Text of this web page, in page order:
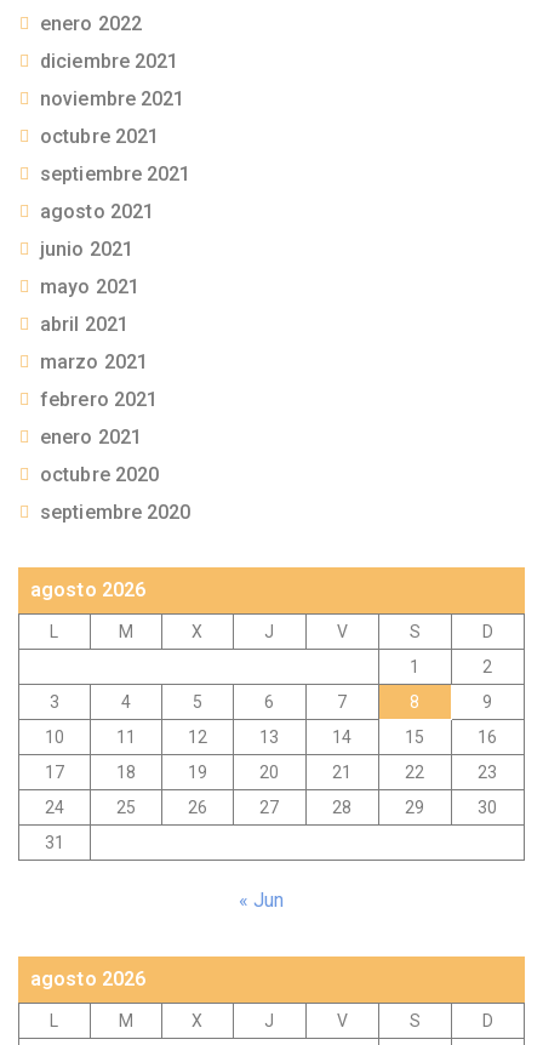
enero 2022
diciembre 2021
noviembre 2021
octubre 2021
septiembre 2021
agosto 2021
junio 2021
mayo 2021
abril 2021
marzo 2021
febrero 2021
enero 2021
octubre 2020
septiembre 2020
agosto 2026
L M X J V S
D
1
2
3
4 5 6 7 8
9
10
11 12 13 14 15
16
17
18 19 20 21 22
23
24
25 26 27 28 29
30
31
« Jun
agosto 2026
L M X J V S
D